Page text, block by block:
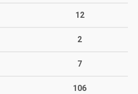
12
2
7
106